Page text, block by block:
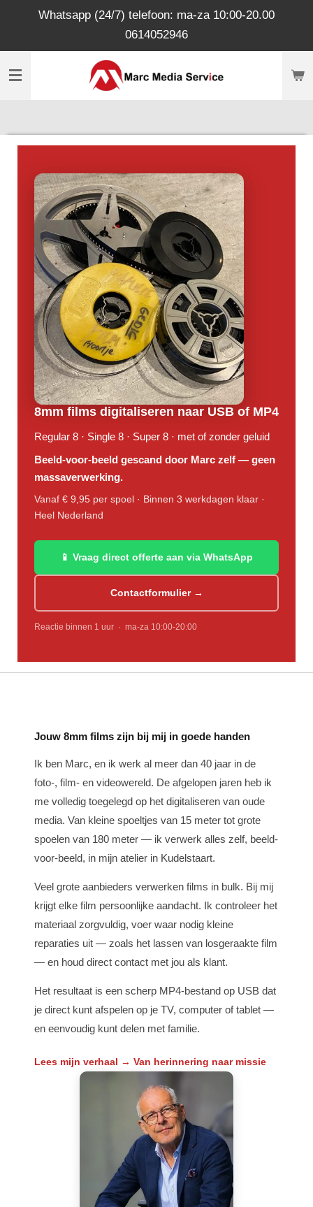
naar
de
Whatsapp (24/7) telefoon: ma-za 10:00-20.00
0614052946
8mm films digitaliseren naar USB of MP4
Regular 8 · Single 8 · Super 8 · met of zonder geluid
Beeld-voor-beeld gescand door Marc zelf — geen
massaverwerking.
Vanaf € 9,95 per spoel · Binnen 3 werkdagen klaar ·
Heel Nederland
📱 Vraag direct offerte aan via WhatsApp
Contactformulier →
Reactie binnen 1 uur · ma-za 10:00-20:00
Jouw 8mm films zijn bij mij in goede handen
Ik ben Marc, en ik werk al meer dan 40 jaar in de
foto-, film- en videowereld. De afgelopen jaren heb ik
me volledig toegelegd op het digitaliseren van oude
media. Van kleine spoeltjes van 15 meter tot grote
spoelen van 180 meter — ik verwerk alles zelf, beeld-
voor-beeld, in mijn atelier in Kudelstaart.
Veel grote aanbieders verwerken films in bulk. Bij mij
krijgt elke film persoonlijke aandacht. Ik controleer het
materiaal zorgvuldig, voer waar nodig kleine
reparaties uit — zoals het lassen van losgeraakte film
— en houd direct contact met jou als klant.
Het resultaat is een scherp MP4-bestand op USB dat
je direct kunt afspelen op je TV, computer of tablet —
en eenvoudig kunt delen met familie.
Lees mijn verhaal → Van herinnering naar missie